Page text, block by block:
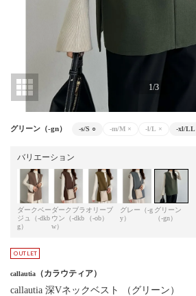
1/3
グリーン（-gn） -s/S ○ -m/M × -l/L × -xl/LL
バリエーション
ダークベー
ジュ（-dkb
g）
ダークブラ
ウン（-dkb
w）
オリーブ
（-ob）
グレー（-g
y）
グリーン
（-gn）
callautia （カラウティア）
callautia 深Vネックベスト （グリーン）